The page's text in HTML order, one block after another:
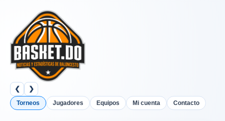
❮ ❯
Torneos Jugadores Equipos Mi cuenta Contacto